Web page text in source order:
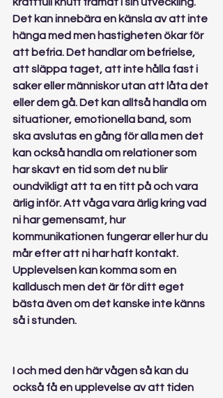
kraftfull knuff framåt i sin utveckling.
Det kan innebära en känsla av att inte
hänga med men hastigheten ökar för
att befria. Det handlar om befrielse,
att släppa taget, att inte hålla fast i
saker eller människor utan att låta det
eller dem gå. Det kan alltså handla om
situationer, emotionella band, som
ska avslutas en gång för alla men det
kan också handla om relationer som
har skavt en tid som det nu blir
oundvikligt att ta en titt på och vara
ärlig inför. Att våga vara ärlig kring vad
ni har gemensamt, hur
kommunikationen fungerar eller hur du
mår efter att ni har haft kontakt.
Upplevelsen kan komma som en
kalldusch men det är för ditt eget
bästa även om det kanske inte känns
så i stunden.
I och med den här vågen så kan du
också få en upplevelse av att tiden